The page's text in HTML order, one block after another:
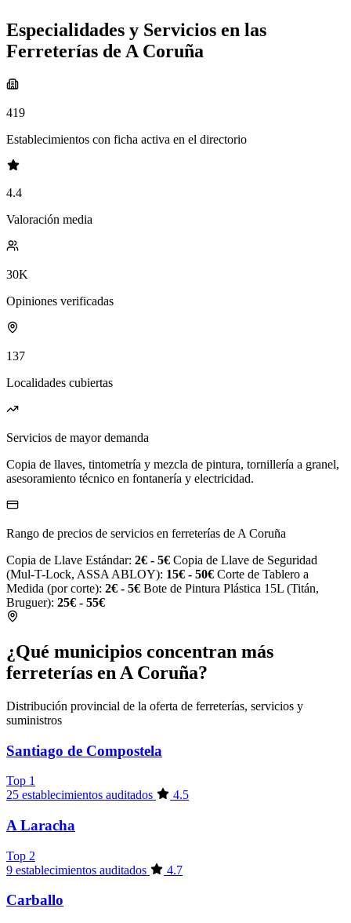
Especialidades y Servicios en las
Ferreterías de A Coruña
419
Establecimientos con ficha activa en el directorio
4.4
Valoración media
30K
Opiniones verificadas
137
Localidades cubiertas
Servicios de mayor demanda
Copia de llaves, tintometría y mezcla de pintura, tornillería a granel,
asesoramiento técnico en fontanería y electricidad.
Rango de precios de servicios en ferreterías de A Coruña
Copia de Llave Estándar: 2€ - 5€ Copia de Llave de Seguridad
(Mul-T-Lock, ASSA ABLOY): 15€ - 50€ Corte de Tablero a
Medida (por corte): 2€ - 5€ Bote de Pintura Plástica 15L (Titán,
Bruguer): 25€ - 55€
¿Qué municipios concentran más
ferreterías en A Coruña?
Distribución provincial de la oferta de ferreterías, servicios y
suministros
Santiago de Compostela
Top 1
25 establecimientos auditados
4.5
A Laracha
Top 2
9 establecimientos auditados
4.7
Carballo